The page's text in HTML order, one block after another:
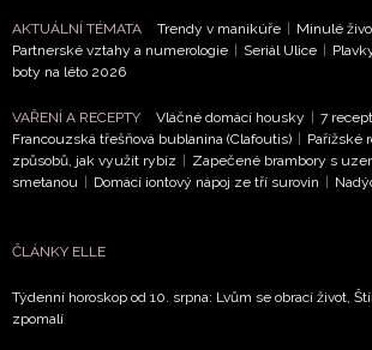
AKTUÁLNÍ TÉMATA Trendy v manikúře | Minulé
Partnerské vztahy a numerologie | Seriál Ulice |
boty na léto 2026
VAŘENÍ A RECEPTY Vláčné domácí housky | 7
Francouzská třešňová bublanina (Clafoutis) | Pařížské
způsobů, jak využít rybíz | Zapečené brambory s
smetanou | Domácí iontový nápoj ze tří surovin |
ČLÁNKY ELLE
Týdenní horoskop od 10. srpna: Lvům se obrací život,
zpomalí